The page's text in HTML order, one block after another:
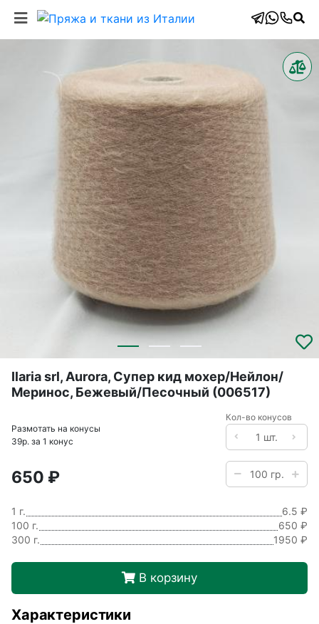
Ilaria srl, Aurora, Супер кид мохер/Нейлон/
Меринос, Бежевый/Песочный (006517)
Размотать на конусы
39р. за 1 конус
Кол-во конусов
650 ₽
1 г.
6.5 ₽
100 г.
650 ₽
300 г.
1950 ₽
В корзину
Характеристики